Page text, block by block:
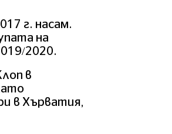
г. насам.
на
2020.
в
в Хърватия,